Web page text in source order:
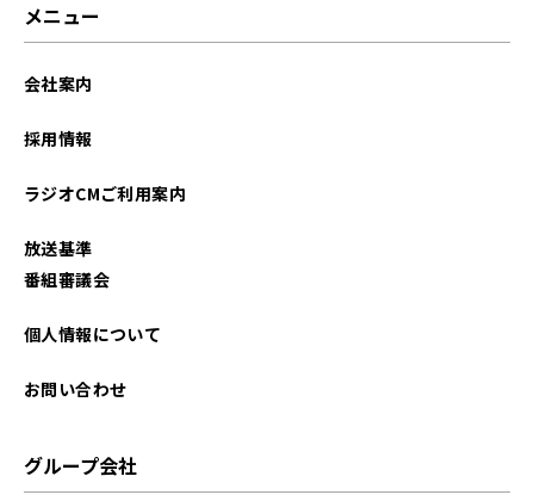
メニュー
会社案内
採用情報
ラジオCMご利用案内
放送基準
番組審議会
個人情報について
お問い合わせ
グループ会社